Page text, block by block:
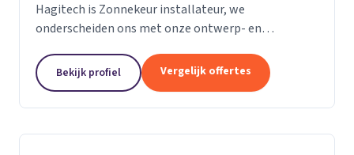
Hagitech is Zonnekeur installateur, we
onderscheiden ons met onze ontwerp- en
degelijke en nette montage, en ruime ervaring met
BIPV (indak) systemen. Wij...
Bekijk profiel Vergelijk offertes